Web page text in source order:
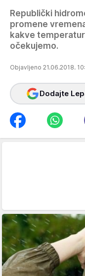
Republički
promene
kakve
očekujemo.
Objavljeno 21.06.2018.
Dodajte